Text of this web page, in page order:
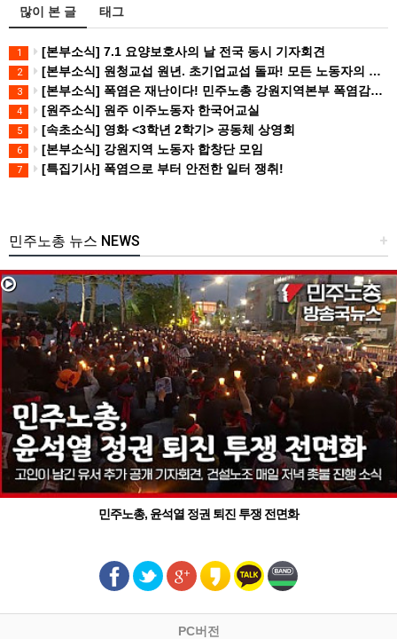
많이 본 글 태그
1 [본부소식] 7.1 요양보호사의 날 전국 동시 기자회견
2 [본부소식] 원청교섭 원년. 초기업교섭 돌파! 모든 노동자의 노동기본권 쟁취! 민주노총 7.15 총파업대회
3 [본부소식] 폭염은 재난이다! 민주노총 강원지역본부 폭염감시단 선포 기자회견
4 [원주소식] 원주 이주노동자 한국어교실
5 [속초소식] 영화 <3학년 2학기> 공동체 상영회
6 [본부소식] 강원지역 노동자 합창단 모임
7 [특집기사] 폭염으로 부터 안전한 일터 쟁취!
+
민주노총 뉴스 NEWS
민주노총, 윤석열 정권 퇴진 투쟁 전면화
PC버전